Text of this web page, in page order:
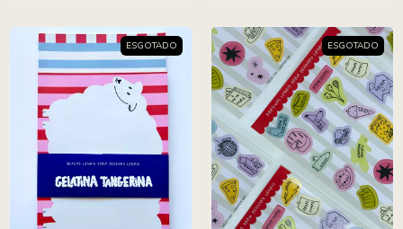
ESGOTADO ESGOTADO